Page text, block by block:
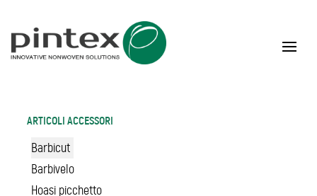
ARTICOLI ACCESSORI
Barbicut
Barbivelo
Hoasi picchetto